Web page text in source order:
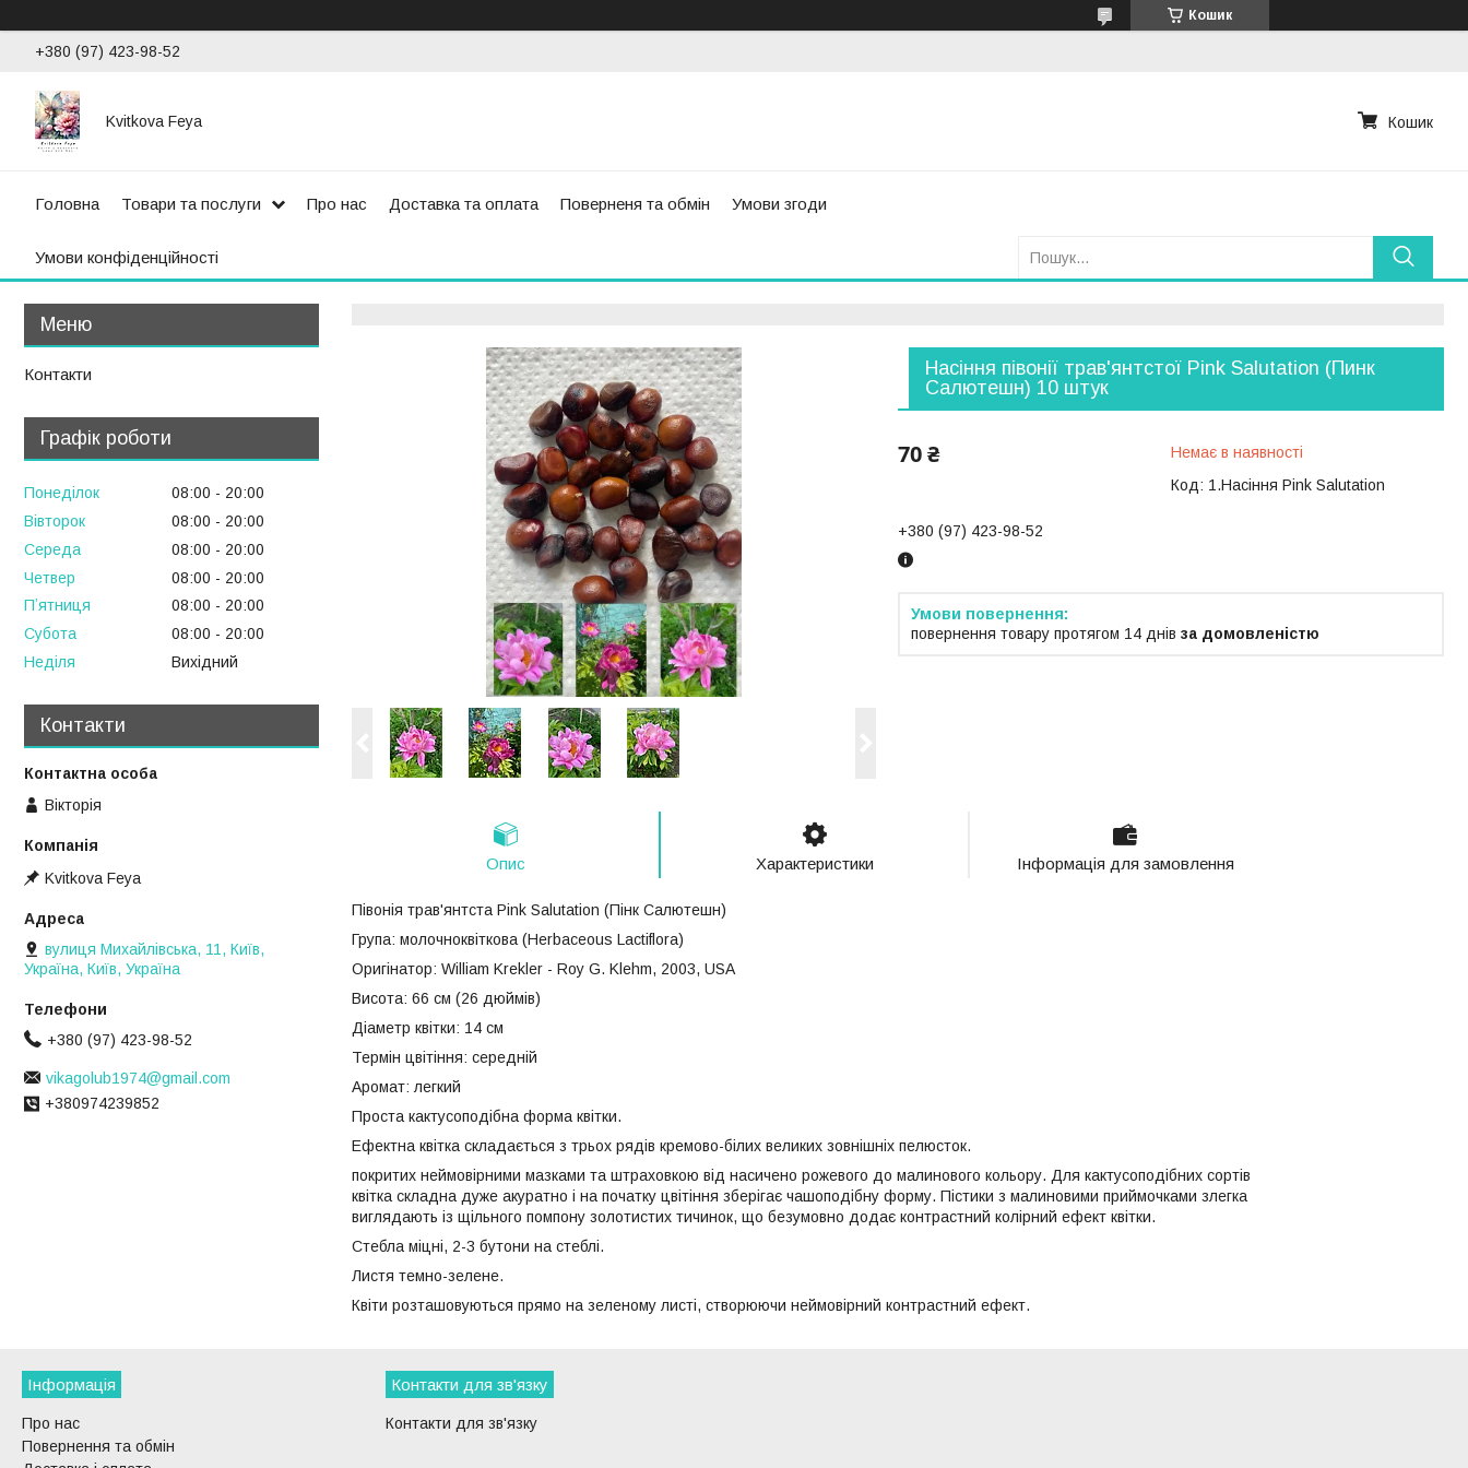
Кошик
+380 (97) 423-98-52
Kvitkova Feya Кошик
Головна Товари та послуги Про нас Доставка та оплата Поверненя та обмін Умови згоди
Умови конфіденційності
Насіння півонії трав'янтстої Pink Salutation (Пинк
Салютешн) 10 штук
70 ₴
Немає в наявності
Код: 1.Насіння Pink Salutation
+380 (97) 423-98-52
повернення товару протягом 14 днів за домовленістю
Опис Характеристики Інформація для замовлення
Півонія трав'янтста Pink Salutation (Пінк Салютешн)
Група: молочноквіткова (Herbaceous Lactiflora)
Оригінатор: William Krekler - Roy G. Klehm, 2003, USA
Висота: 66 см (26 дюймів)
Діаметр квітки: 14 см
Термін цвітіння: середній
Аромат: легкий
Проста кактусоподібна форма квітки.
Ефектна квітка складається з трьох рядів кремово-білих великих зовнішніх пелюсток.
покритих неймовірними мазками та штраховкою від насичено рожевого до малинового кольору. Для кактусоподібних сортів
квітка складна дуже акуратно і на початку цвітіння зберігає чашоподібну форму. Пістики з малиновими приймочками злегка
виглядають із щільного помпону золотистих тичинок, що безумовно додає контрастний колірний ефект квітки.
Стебла міцні, 2-3 бутони на стеблі.
Листя темно-зелене.
Квіти розташовуються прямо на зеленому листі, створюючи неймовірний контрастний ефект.
Контакти
Графік роботи
Понеділок 08:00
20:00
Вівторок
08:00
20:00
Середа
08:00
20:00
Четвер
08:00
20:00
Пʼятниця
08:00
20:00
Субота
08:00
20:00
Неділя
Вихідний
Контакти
Вікторія
Kvitkova Feya
вулиця Михайлівська, 11, Київ,
Україна, Київ, Україна
+380 (97) 423-98-52
vikagolub1974@gmail.com
+380974239852
Інформація
Про нас
Повернення та обмін
Контакти для зв'язку
Контакти для зв'язку